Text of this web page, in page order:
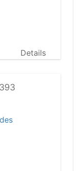
Details